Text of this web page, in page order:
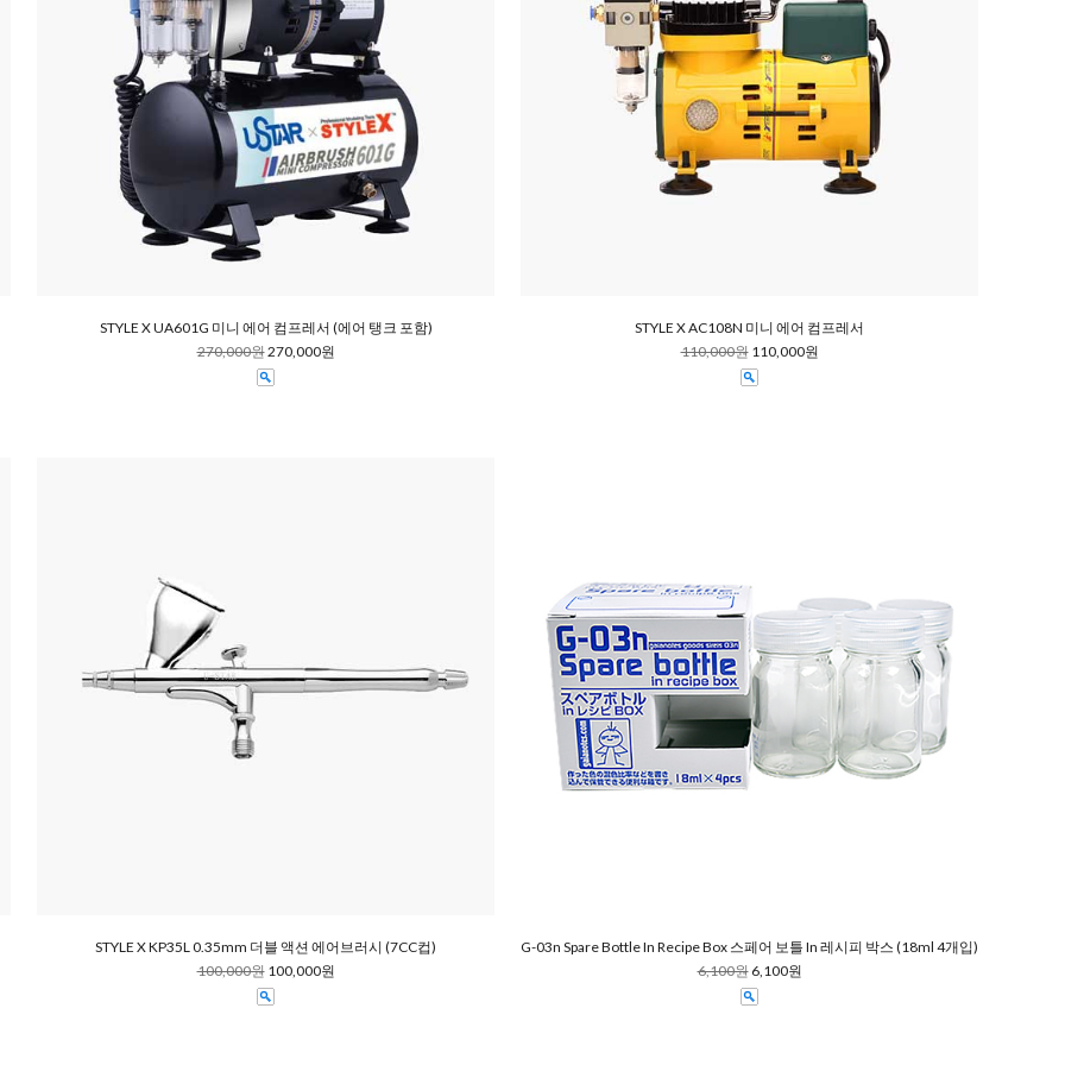
STYLE X UA601G 미니 에어 컴프레서 (에어 탱크 포함)
270,000원270,000원
STYLE X AC108N 미니 에어 컴프레서
110,000원 110,000원
STYLE X KP35L 0.35mm 더블 액션 에어브러시 (7CC컵)
100,000원 100,000원
G-03n Spare Bottle In Recipe Box 스페어 보틀 In 레시피 박스 (18ml 4개입)
6,100원 6,100원